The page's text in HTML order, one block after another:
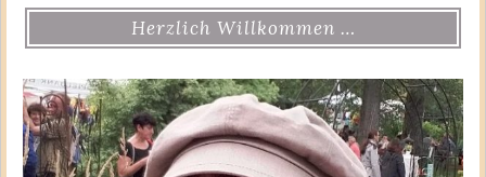
Herzlich Willkommen …